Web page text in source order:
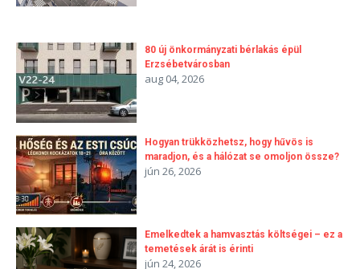
80 új önkormányzati bérlakás épül
Erzsébetvárosban
aug 04, 2026
Hogyan trükközhetsz, hogy hűvös is
maradjon, és a hálózat se omoljon össze?
jún 26, 2026
Emelkedtek a hamvasztás költségei – ez a
temetések árát is érinti
jún 24, 2026